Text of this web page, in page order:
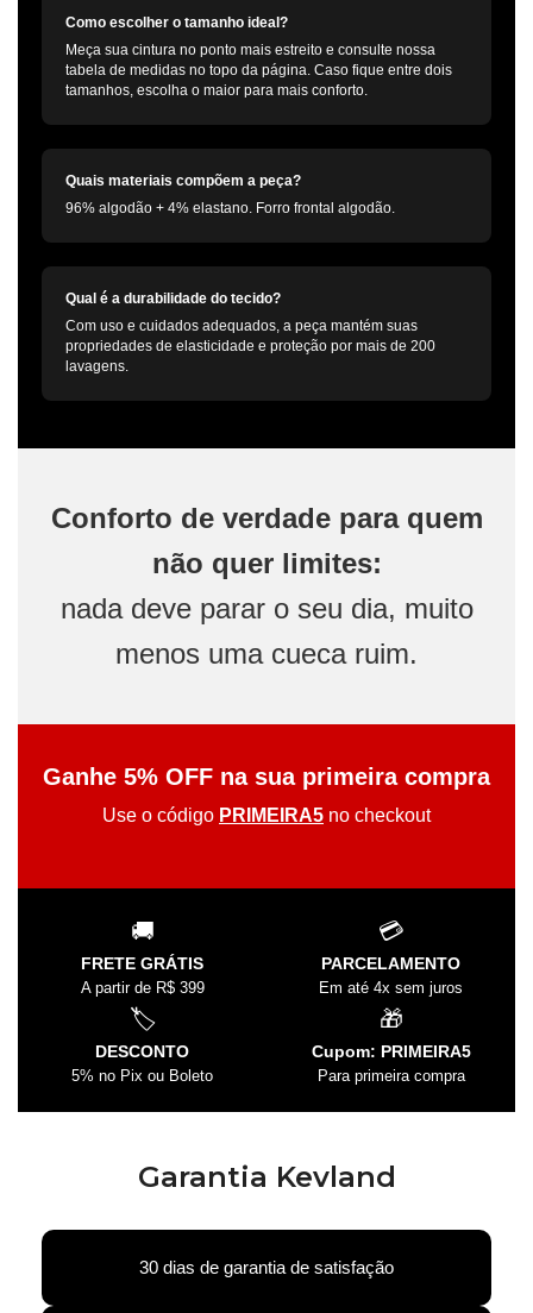
Como escolher o tamanho ideal?
Meça sua cintura no ponto mais estreito e consulte nossa
tabela de medidas no topo da página. Caso fique entre dois
tamanhos, escolha o maior para mais conforto.
Quais materiais compõem a peça?
96% algodão + 4% elastano. Forro frontal algodão.
Qual é a durabilidade do tecido?
Com uso e cuidados adequados, a peça mantém suas
propriedades de elasticidade e proteção por mais de 200
lavagens.
Conforto de verdade para quem
não quer limites:
nada deve parar o seu dia, muito
menos uma cueca ruim.
Ganhe 5% OFF na sua primeira compra
Use o código PRIMEIRA5 no checkout
🚚
FRETE GRÁTIS
A partir de R$ 399
💳
PARCELAMENTO
Em até 4x sem juros
🏷️
DESCONTO
5% no Pix ou Boleto
🎁
Cupom: PRIMEIRA5
Para primeira compra
Garantia Kevland
30 dias de garantia de satisfação